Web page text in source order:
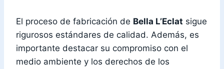
El proceso de fabricación de Bella L’Eclat sigue
rigurosos estándares de calidad. Además, es
importante destacar su compromiso con el
medio ambiente y los derechos de los